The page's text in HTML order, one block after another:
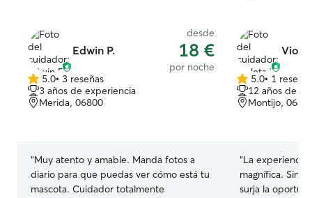
Edwin P.
desde
18 €
por noche
5.0
de
5
5.0• 3 reseñas
3 años de experiencia
Merida, 06800
“Muy atento y amable. Manda fotos a
diario para que puedas ver cómo está tu
mascota. Cuidador totalmente
5.0
de
5
5.0• 1 reseña
12 años de
Montijo,
“La experiencia
magnífica. Sin duda repetiré cuando
surja la